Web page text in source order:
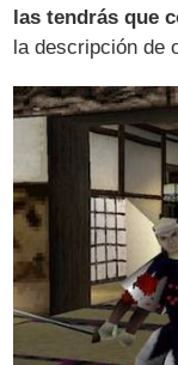
las tendrás que
la descripción de